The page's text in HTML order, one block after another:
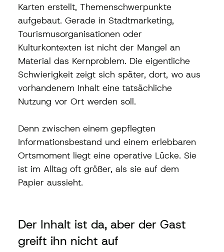
Karten erstellt, Themenschwerpunkte
aufgebaut. Gerade in Stadtmarketing,
Tourismusorganisationen oder
Kulturkontexten ist nicht der Mangel an
Material das Kernproblem. Die eigentliche
Schwierigkeit zeigt sich später, dort, wo aus
vorhandenem Inhalt eine tatsächliche
Nutzung vor Ort werden soll.
Denn zwischen einem gepflegten
Informationsbestand und einem erlebbaren
Ortsmoment liegt eine operative Lücke. Sie
ist im Alltag oft größer, als sie auf dem
Papier aussieht.
Der Inhalt ist da, aber der Gast
greift ihn nicht auf